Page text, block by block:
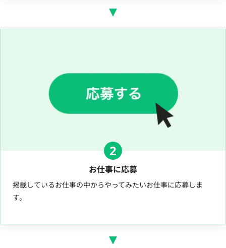
2
お仕事に応募
掲載しているお仕事の中からやってみたいお仕事に応募しま
す。